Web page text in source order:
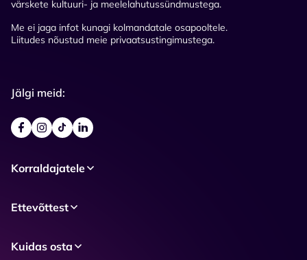
värskete kultuuri- ja meelelahutussündmustega.
Me ei jaga infot kunagi kolmandatale osapooltele.
Liitudes nõustud meie privaatsustingimustega.
Jälgi meid:
Korraldajatele
Ettevõttest
Kuidas osta